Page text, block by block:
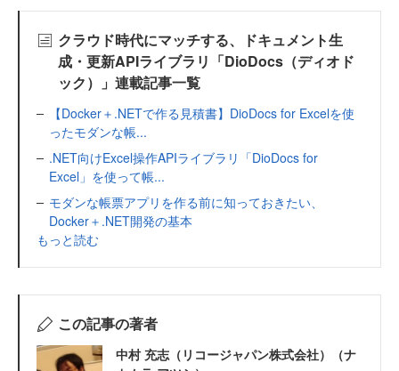
クラウド時代にマッチする、ドキュメント生
成・更新APIライブラリ「DioDocs（ディオド
ック）」連載記事一覧
【Docker＋.NETで作る見積書】DioDocs for Excelを使
ったモダンな帳...
.NET向けExcel操作APIライブラリ「DioDocs for
Excel」を使って帳...
モダンな帳票アプリを作る前に知っておきたい、
Docker＋.NET開発の基本
もっと読む
この記事の著者
中村 充志（リコージャパン株式会社）（ナ